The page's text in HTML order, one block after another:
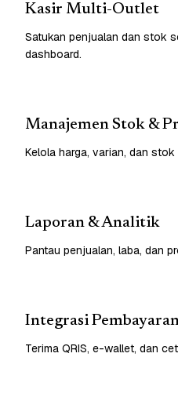
Kasir Multi-Outlet
Satukan penjualan dan stok
dashboard.
Manajemen Stok &
Kelola harga, varian, dan
Laporan & Analitik
Pantau penjualan, laba, dan
Integrasi
Terima QRIS, e-wallet, dan